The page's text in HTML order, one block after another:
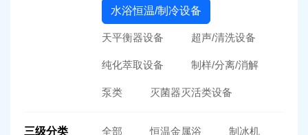
水浴恒温/制冷设备
天平衡器设备 超声/清洗设备
纯化萃取设备 制样/分离/消解
泵类 灭菌器灭活类设备
三级分类 全部 恒温金属浴 制冰机